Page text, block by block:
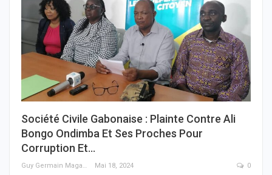
Société Civile Gabonaise : Plainte Contre Ali
Bongo Ondimba Et Ses Proches Pour
Corruption Et…
Guy Germain Maganga Nziengui Mai 18, 2024 0